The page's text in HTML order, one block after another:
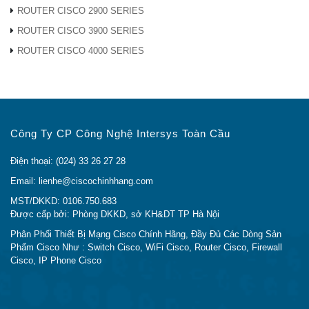
v1 và v2
● RIP cho IPv6 (RIPng)
◦ Định tuyến giữa các VLAN
NAT Traversal, Giao thức khởi tạo phiên
VPN
Gateway-to-
gateway
IPsec VPN
20 đường hầm IPsec
ROUTER CISCO 2900 SERIES
ROUTER CISCO 3900 SERIES
ROUTER CISCO 4000 SERIES
Công Ty CP Công Nghệ Intersys Toàn Cầu
Điện thoại: (024) 33 26 27 28
Email: lienhe@ciscochinhhang.com
MST/DKKD: 0106.750.683
Được cấp bởi: Phòng DKKD, sở KH&DT TP Hà Nội
Phân Phối Thiết Bị Mạng Cisco Chính Hãng, Đầy Đủ Các Dòng Sản
Phẩm Cisco Như : Switch Cisco, WiFi Cisco, Router Cisco, Firewall
Cisco, IP Phone Cisco